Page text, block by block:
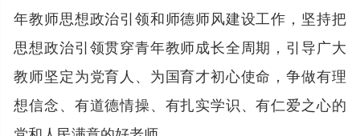
年教师思想政治引领和师德师风建设工作，坚持把
思想政治引领贯穿青年教师成长全周期，引导广大
教师坚定为党育人、为国育才初心使命，争做有理
想信念、有道德情操、有扎实学识、有仁爱之心的